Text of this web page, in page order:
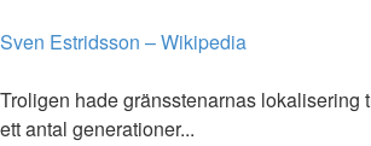
Sven Estridsson – Wikipedia
Troligen hade gränsstenarnas lokalisering
ett antal generationer...